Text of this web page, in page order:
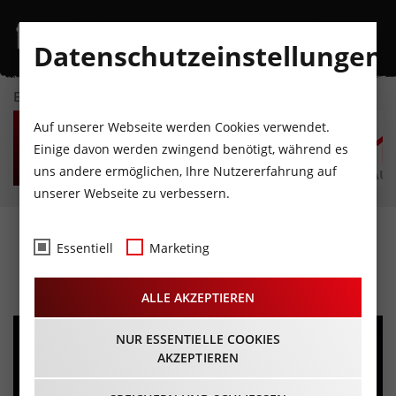
EVENTKALENDER
FR
7
AUGUST
SA
8
AUGUST
SO
9
AUGUST
MO
10
AUGUST
DI
11
AUGUST
Liebe ist...
05.06.2024 - Beginn 20:00 Uhr
Datenschutzeinstellungen
Auf unserer Webseite werden Cookies verwendet.
Einige davon werden zwingend benötigt, während es
uns andere ermöglichen, Ihre Nutzererfahrung auf
unserer Webseite zu verbessern.
Essentiell Marketing
ALLE AKZEPTIEREN
NUR ESSENTIELLE COOKIES
AKZEPTIEREN